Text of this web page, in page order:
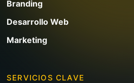
Branding
Desarrollo Web
Marketing
SERVICIOS CLAVE